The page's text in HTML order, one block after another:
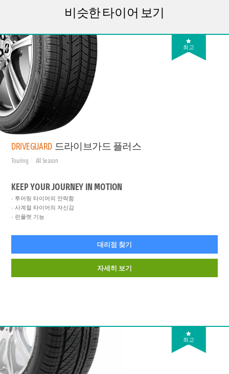
비슷한 타이어 보기
최고
DRIVEGUARD 드라이브가드 플러스
Touring All Season
KEEP YOUR JOURNEY IN MOTION
투어링 타이어의 안락함
사계절 타이어의 자신감
런플랫 기능
대리점 찾기
자세히 보기
최고